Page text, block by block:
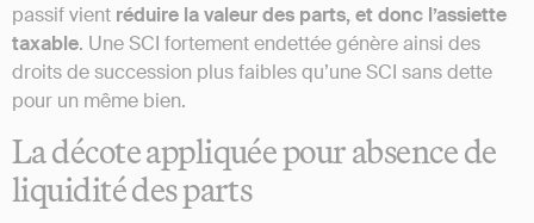
passif vient réduire la valeur des parts, et donc l’assiette
taxable. Une SCI fortement endettée génère ainsi des
droits de succession plus faibles qu’une SCI sans dette
pour un même bien.
La décote appliquée pour absence de
liquidité des parts